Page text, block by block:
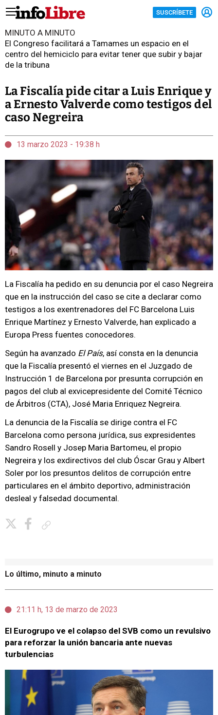
SUSCRÍBETE
MINUTO A MINUTO
El Congreso facilitará a Tamames un espacio en el
centro del hemiciclo para evitar tener que subir y bajar
de la tribuna
La Fiscalía pide citar a Luis Enrique y
a Ernesto Valverde como testigos del
caso Negreira
13 marzo 2023 - 19:38 h
La Fiscalía ha pedido en su denuncia por el caso Negreira
que en la instrucción del caso se cite a declarar como
testigos a los exentrenadores del FC Barcelona Luis
Enrique Martínez y Ernesto Valverde, han explicado a
Europa Press fuentes conocedores.
Según ha avanzado El País, así consta en la denuncia
que la Fiscalía presentó el viernes en el Juzgado de
Instrucción 1 de Barcelona por presunta corrupción en
pagos del club al exvicepresidente del Comité Técnico
de Árbitros (CTA), José Maria Enriquez Negreira.
La denuncia de la Fiscalía se dirige contra el FC
Barcelona como persona jurídica, sus expresidentes
Sandro Rosell y Josep Maria Bartomeu, el propio
Negreira y los exdirectivos del club Óscar Grau y Albert
Soler por los presuntos delitos de corrupción entre
particulares en el ámbito deportivo, administración
desleal y falsedad documental.
Lo último, minuto a minuto
21:11 h, 13 de marzo de 2023
El Eurogrupo ve el colapso del SVB como un revulsivo
para reforzar la unión bancaria ante nuevas
turbulencias